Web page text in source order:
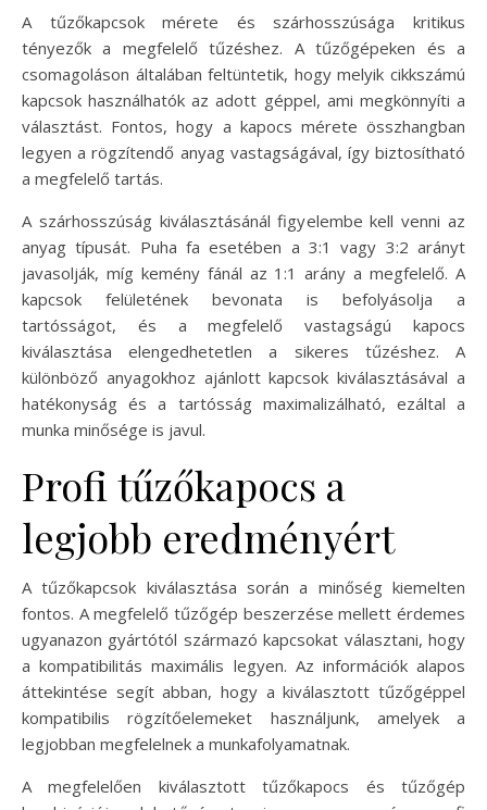
A tűzőkapcsok mérete és szárhosszúsága kritikus
tényezők a megfelelő tűzéshez. A tűzőgépeken és a
csomagoláson általában feltüntetik, hogy melyik cikkszámú
kapcsok használhatók az adott géppel, ami megkönnyíti a
választást. Fontos, hogy a kapocs mérete összhangban
legyen a rögzítendő anyag vastagságával, így biztosítható
a megfelelő tartás.
A szárhosszúság kiválasztásánál figyelembe kell venni az
anyag típusát. Puha fa esetében a 3:1 vagy 3:2 arányt
javasolják, míg kemény fánál az 1:1 arány a megfelelő. A
kapcsok felületének bevonata is befolyásolja a
tartósságot, és a megfelelő vastagságú kapocs
kiválasztása elengedhetetlen a sikeres tűzéshez. A
különböző anyagokhoz ajánlott kapcsok kiválasztásával a
hatékonyság és a tartósság maximalizálható, ezáltal a
munka minősége is javul.
Profi tűzőkapocs a
legjobb eredményért
A tűzőkapcsok kiválasztása során a minőség kiemelten
fontos. A megfelelő tűzőgép beszerzése mellett érdemes
ugyanazon gyártótól származó kapcsokat választani, hogy
a kompatibilitás maximális legyen. Az információk alapos
áttekintése segít abban, hogy a kiválasztott tűzőgéppel
kompatibilis rögzítőelemeket használjunk, amelyek a
legjobban megfelelnek a munkafolyamatnak.
A megfelelően kiválasztott tűzőkapocs és tűzőgép